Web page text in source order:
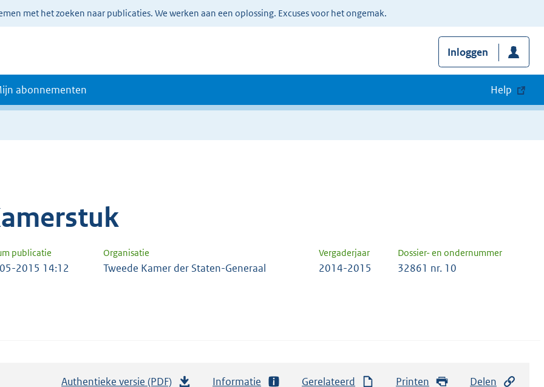
met het zoeken naar publicaties. We werken aan een oplossing. Excuses voor het ongemak.
Inloggen
abonnementen Help
publicatie Organisatie Vergaderjaar Dossier- en ondernummer
2015 14:12 Tweede Kamer der Staten-Generaal 2014-2015 32861 nr. 10
Authentieke versie (PDF) Informatie Gerelateerd Printen Delen